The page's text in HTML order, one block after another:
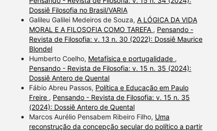
Dossiê Filosofia no Brasil/VARIA
Galileu Galilei Medeiros de Souza, A LÓGICA DA VIDA
MORAL E A FILOSOFIA COMO TAREFA , Pensando -
Revista de Filosofia: v. 13 n. 30 (2022): Dossiê Maurice
Blondel
Humberto Coelho, Metafísica e portugalidade ,
Pensando - Revista de Filosofia: v. 15 n. 35 (2024):
Dossiê Antero de Quental
Fábio Abreu Passos, Política e Educação em Paulo
Freire , Pensando - Revista de Filosofia: v. 15 n. 35
(2024): Dossiê Antero de Quental
Marcos Aurélio Pensabem Ribeiro Filho, Uma
reconstrução da concepção secular do político a partir